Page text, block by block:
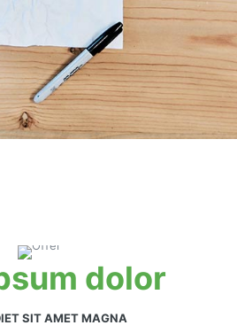
dolor
SIT AMET MAGNA